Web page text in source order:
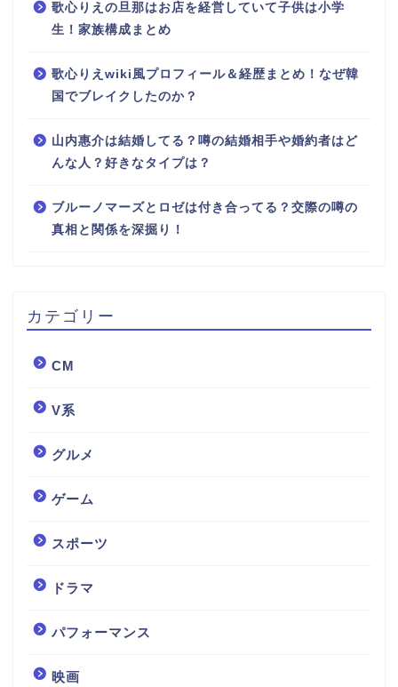
歌心りえの旦那はお店を経営していて子供は小学
生！家族構成まとめ
歌心りえwiki風プロフィール＆経歴まとめ！なぜ韓
国でブレイクしたのか？
山内惠介は結婚してる？噂の結婚相手や婚約者はど
んな人？好きなタイプは？
ブルーノマーズとロゼは付き合ってる？交際の噂の
真相と関係を深掘り！
カテゴリー
CM
V系
グルメ
ゲーム
スポーツ
ドラマ
パフォーマンス
映画